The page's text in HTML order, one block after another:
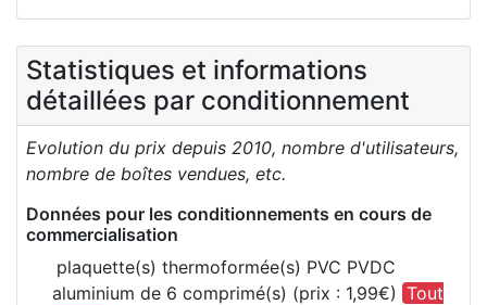
Statistiques et informations
détaillées par conditionnement
Evolution du prix depuis 2010, nombre d'utilisateurs,
nombre de boîtes vendues, etc.
Données pour les conditionnements en cours de
commercialisation
plaquette(s) thermoformée(s) PVC PVDC
aluminium de 6 comprimé(s) (prix : 1,99€) Tout